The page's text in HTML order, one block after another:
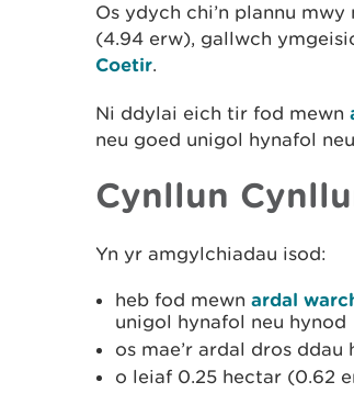
Os ydych chi’n plannu
(4.94 erw), gallwch
Coetir.
Ni ddylai eich tir fod mewn
neu goed unigol hynafol
Cynllun
Yn yr amgylchiadau isod:
heb fod mewn ardal
unigol hynafol neu hynod
os mae’r ardal dros
o leiaf 0.25 hectar (0.62